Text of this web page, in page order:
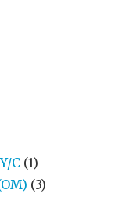
C (1)
(3)